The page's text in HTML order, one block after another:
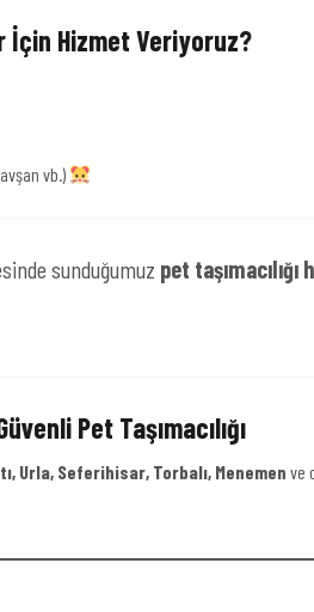
İçin Hizmet Veriyoruz?
vb.)
sunduğumuz pet taşımacılığı
Pet Taşımacılığı
Urla, Seferihisar, Torbalı, Menemen ve